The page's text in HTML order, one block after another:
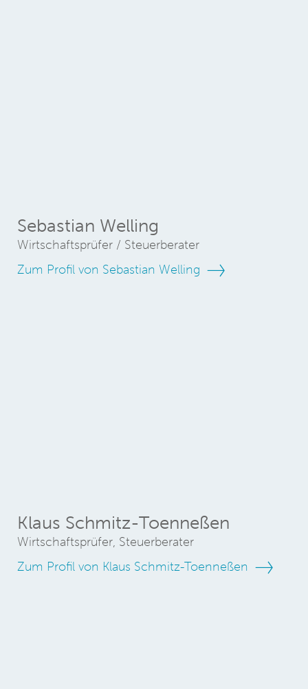
Sebastian Welling
Wirtschaftsprüfer / Steuerberater
Zum Profil von Sebastian Welling
Klaus Schmitz-Toenneßen
Wirtschaftsprüfer, Steuerberater
Zum Profil von Klaus Schmitz-Toenneßen